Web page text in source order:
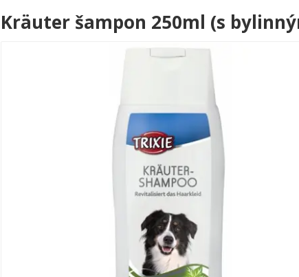
Kräuter šampon 250ml (s